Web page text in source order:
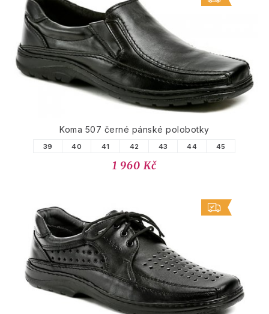
Koma 507 černé pánské polobotky
39 40 41 42 43 44 45
1 960 Kč